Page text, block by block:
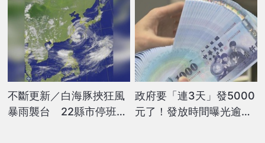
不斷更新／白海豚挾狂風
暴雨襲台 22縣市停班課
政府要「連3天」發5000
元了！發放時間曝光逾期